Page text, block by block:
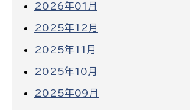
2026年01月
2025年12月
2025年11月
2025年10月
2025年09月